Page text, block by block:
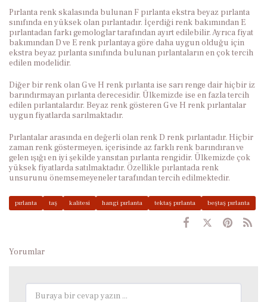
Pırlanta renk skalasında bulunan F pırlanta ekstra beyaz pırlanta
sınıfında en yüksek olan pırlantadır. İçerdiği renk bakımından E
pırlantadan farkı gemologlar tarafından ayırt edilebilir. Ayrıca fiyat
bakımından D ve E renk pırlantaya göre daha uygun olduğu için
ekstra beyaz pırlanta sınıfında bulunan pırlantaların en çok tercih
edilen modelidir.
Diğer bir renk olan G ve H renk pırlanta ise sarı renge dair hiçbir iz
barındırmayan pırlanta derecesidir. Ülkemizde ise en fazla tercih
edilen pırlantalardır. Beyaz renk gösteren G ve H renk pırlantalar
uygun fiyatlarda sarılmaktadır.
Pırlantalar arasında en değerli olan renk D renk pırlantadır. Hiçbir
zaman renk göstermeyen, içerisinde az farklı renk barındıran ve
gelen ışığı en iyi şekilde yansıtan pırlanta rengidir. Ülkemizde çok
yüksek fiyatlarda satılmaktadır. Özellikle pırlantada renk
unsurunu önemsemeyeneler tarafından tercih edilmektedir.
pırlanta taş kalitesi hangi pırlanta tektaş pırlanta beştaş pırlanta
Yorumlar